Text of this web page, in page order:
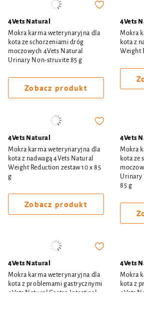
4Vets Natural
Mokra karma weterynaryjna dla
kota ze schorzeniami dróg
moczowych 4Vets Natural
Urinary Non-struvite 85 g
Zobacz produkt
4Vets
Mokra
kota z
Weight
4Vets Natural
Mokra karma weterynaryjna dla
kota z nadwagą 4Vets Natural
Weight Reduction zestaw 10 x 85
g
Zobacz produkt
4Vets
Mokra
kota ze
Urinary
85 g
4Vets Natural
Mokra karma weterynaryjna dla
kota z problemami gastrycznymi
4Vets Natural Gastro Intestinal
4Vets
Mokra
kota z
4Vets